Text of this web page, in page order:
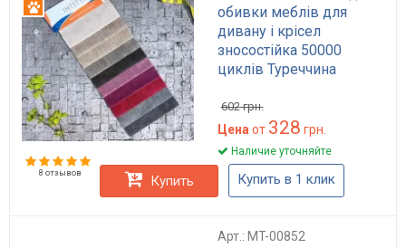
обивки меблів для
дивану і крісел
зносостійка 50000
циклів Туреччина
Антикоготь
602грн.
Цена от 328 грн.
Наличие уточняйте
8 отзывов Купить Купить в 1 клик
Арт.: MT-00852